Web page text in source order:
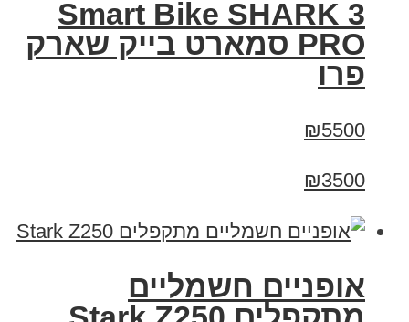
Smart Bike SHARK 3
PRO סמארט בייק שארק
פרו
₪5500
₪3500
‏אופניים חשמליים